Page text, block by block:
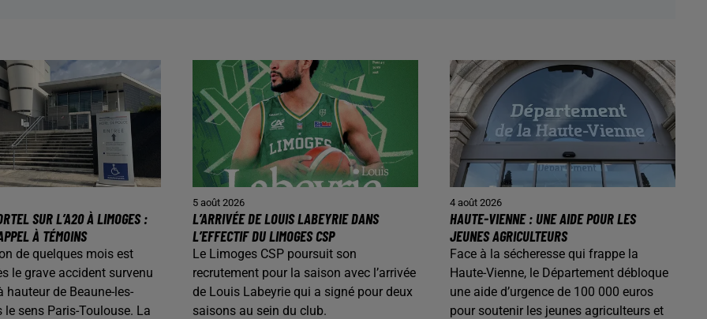
SUR L’A20 À LIMOGES :
À TÉMOINS
de quelques mois est
le grave accident survenu
hauteur de Beaune-les-
le sens Paris-Toulouse. La
5 août 2026
L’ARRIVÉE DE LOUIS LABEYRIE DANS
L’EFFECTIF DU LIMOGES CSP
Le Limoges CSP poursuit son
recrutement pour la saison avec l’arrivée
de Louis Labeyrie qui a signé pour deux
saisons au sein du club.
4 août 2026
HAUTE-VIENNE : UNE AIDE POUR LES
JEUNES AGRICULTEURS
Face à la sécheresse qui frappe la
Haute-Vienne, le Département débloque
une aide d’urgence de 100 000 euros
pour soutenir les jeunes agriculteurs et